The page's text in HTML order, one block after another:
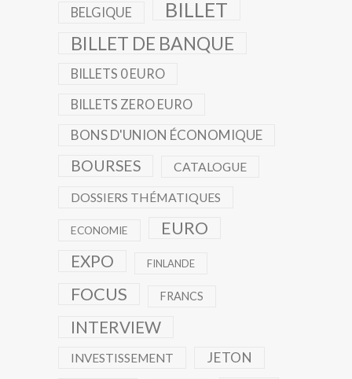
BELGIQUE BILLET
BILLET DE BANQUE
BILLETS 0 EURO
BILLETS ZERO EURO
BONS D'UNION ÉCONOMIQUE
BOURSES CATALOGUE
DOSSIERS THÉMATIQUES
ECONOMIE EURO
EXPO FINLANDE
FOCUS FRANCS
INTERVIEW
INVESTISSEMENT JETON